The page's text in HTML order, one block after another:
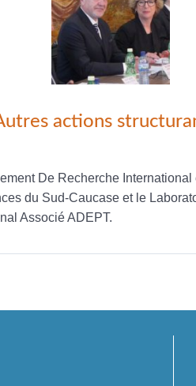
actions
De Recherche International
du Sud-Caucase et le
Associé ADEPT.